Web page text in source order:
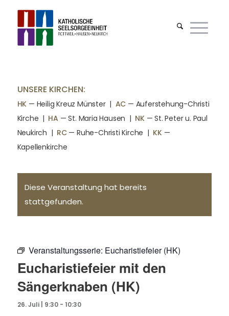
UNSERE KIRCHEN:
HK — Heilig Kreuz Münster | AC — Auferstehung-Christi
Kirche | HA — St. Maria Hausen | NK— St. Peter u. Paul
Neukirch | RC— Ruhe-Christi Kirche | KK—
Kapellenkirche
Diese Veranstaltung hat bereits
stattgefunden.
Veranstaltungsserie: Eucharistiefeier (HK)
Eucharistiefeier mit den
Sängerknaben (HK)
26. Juli | 9:30- 10:30